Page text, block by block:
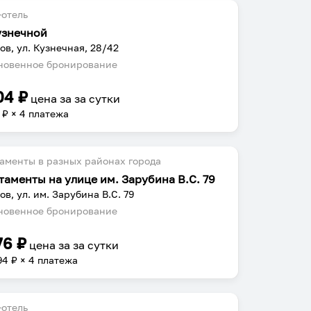
ул. Кузнечная, 28/42
бронирование
₽ цена заза сутки
₽ × 4 платежа
в разных районах города
на улице им. Зарубина В.С. 79
ул. им. Зарубина В.С. 79
бронирование
₽ цена заза сутки
₽ × 4 платежа